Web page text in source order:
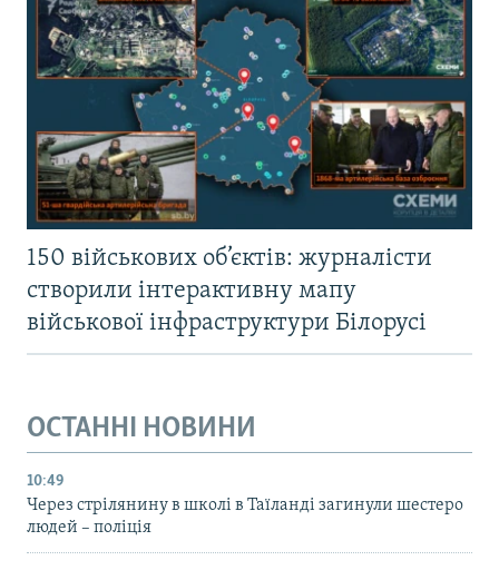
150 військових об’єктів: журналісти
створили інтерактивну мапу
військової інфраструктури Білорусі
ОСТАННІ НОВИНИ
10:49
Через стрілянину в школі в Таїланді загинули шестеро
людей – поліція